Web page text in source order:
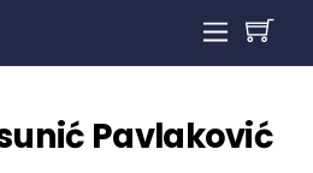
Pavlaković